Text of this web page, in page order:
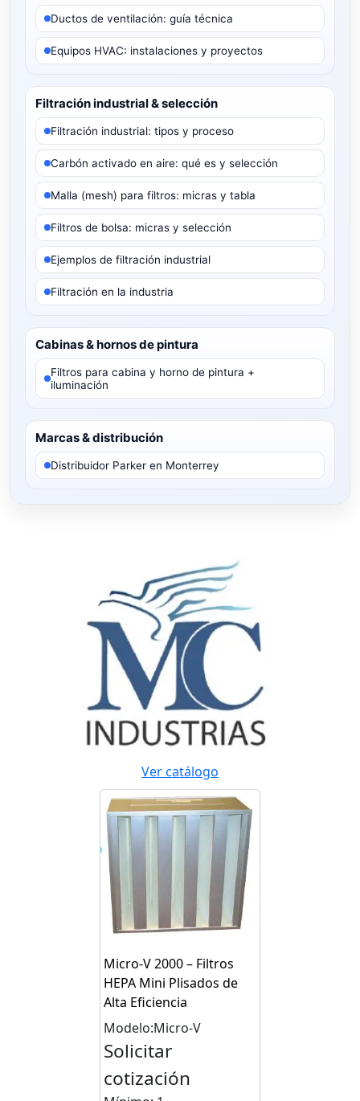
Ductos de ventilación: guía técnica
Equipos HVAC: instalaciones y proyectos
Filtración industrial & selección
Filtración industrial: tipos y proceso
Carbón activado en aire: qué es y selección
Malla (mesh) para filtros: micras y tabla
Filtros de bolsa: micras y selección
Ejemplos de filtración industrial
Filtración en la industria
Cabinas & hornos de pintura
Filtros para cabina y horno de pintura +
iluminación
Marcas & distribución
Distribuidor Parker en Monterrey
Ver catálogo
Micro-V 2000 – Filtros
HEPA Mini Plisados de
Alta Eficiencia
Modelo:Micro-V
Solicitar
cotización